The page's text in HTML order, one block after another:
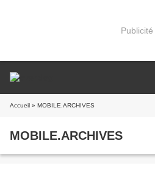
Publicité
Accueil » MOBILE.ARCHIVES
MOBILE.ARCHIVES